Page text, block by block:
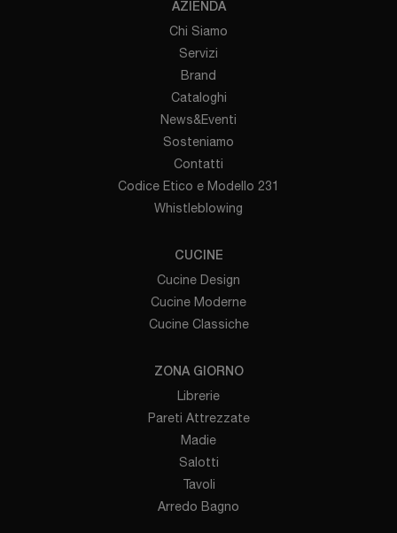
AZIENDA
Chi Siamo
Servizi
Brand
Cataloghi
News&Eventi
Sosteniamo
Contatti
Codice Etico e Modello 231
Whistleblowing
CUCINE
Cucine Design
Cucine Moderne
Cucine Classiche
ZONA GIORNO
Librerie
Pareti Attrezzate
Madie
Salotti
Tavoli
Arredo Bagno